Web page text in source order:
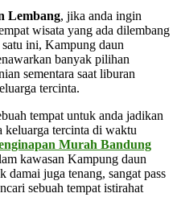
Lembang, jika anda ingin
wisata yang ada dilembang
ini, Kampung daun
banyak pilihan
sementara saat liburan
tercinta.
tempat untuk anda jadikan
keluarga tercinta di waktu
Murah Bandung
kawasan Kampung daun
damai juga tenang, sangat pass
sebuah tempat istirahat